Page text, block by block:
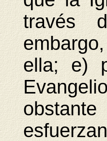
través
ella; e)